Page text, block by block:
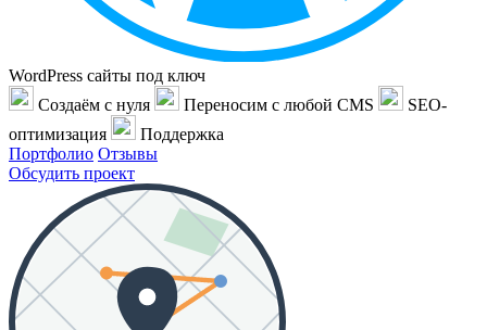
WordPress сайты под ключ
Создаём с нуля
Переносим с любой CMS
SEO-
оптимизация
Поддержка
Портфолио Отзывы
Обсудить проект